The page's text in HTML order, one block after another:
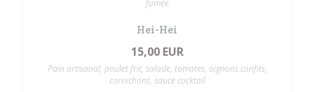
fumée
Hei-Hei
15,00 EUR
Pain artisanal, poulet frit, salade, tomates, oignons confits,
cornichons, sauce cocktail